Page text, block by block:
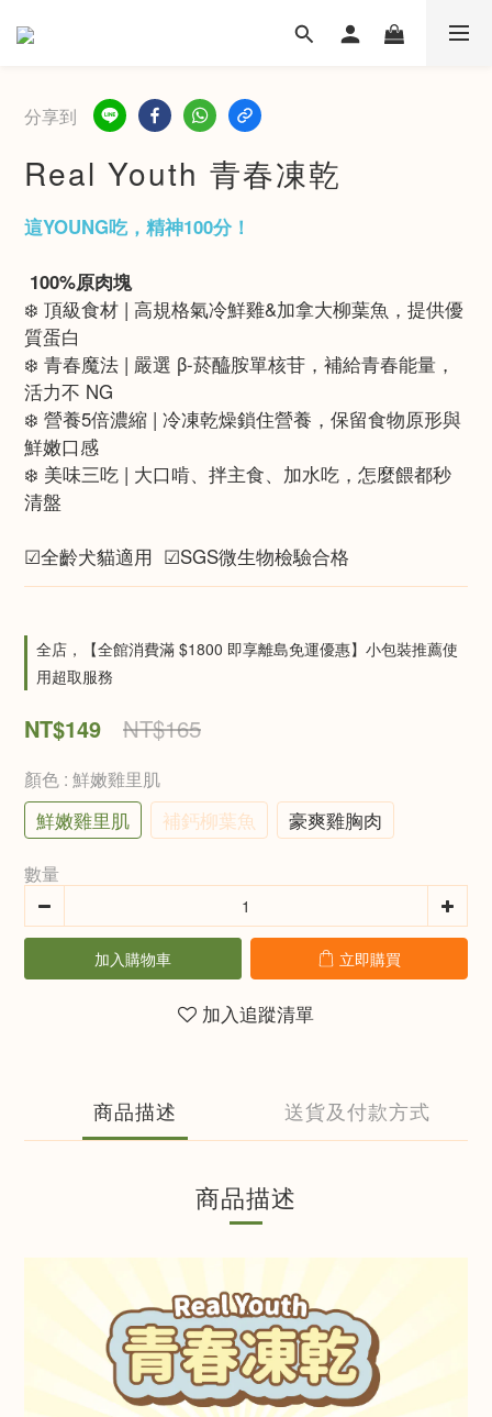
分享到
Real Youth 青春凍乾
這YOUNG吃，精神100分！​
100%原肉塊
❄️ 頂級食材 | 高規格氣冷鮮雞&加拿大柳葉魚，提供優
質蛋白
❄️ 青春魔法 | 嚴選 β-菸醯胺單核苷，補給青春能量，
活力不 NG
❄️ 營養5倍濃縮 | 冷凍乾燥鎖住營養，保留食物原形與
鮮嫩口感
❄️ 美味三吃 | 大口啃、拌主食、加水吃，怎麼餵都秒
清盤
☑全齡犬貓適用  ☑SGS微生物檢驗合格
全店，【全館消費滿 $1800 即享離島免運優惠】小包裝推薦使
用超取服務
NT$149 NT$165
顏色 : 鮮嫩雞里肌
鮮嫩雞里肌 補鈣柳葉魚 豪爽雞胸肉
數量
加入購物車 立即購買
加入追蹤清單
商品描述 送貨及付款方式
商品描述